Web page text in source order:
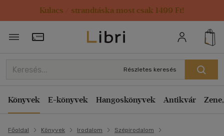
Kulacs / strandtáska most csak 1499 Ft!
Törzsvásárlói Kártya adatai
Részletes keresés
Könyvek E-könyvek Hangoskönyvek Antikvár
Főoldal Könyvek Irodalom
Szépirodalom